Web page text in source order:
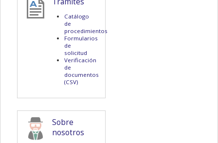
Catálogo
de
procedimientos
Formularios
de
solicitud
Verificación
de
documentos
(CSV)
Sobre
nosotros